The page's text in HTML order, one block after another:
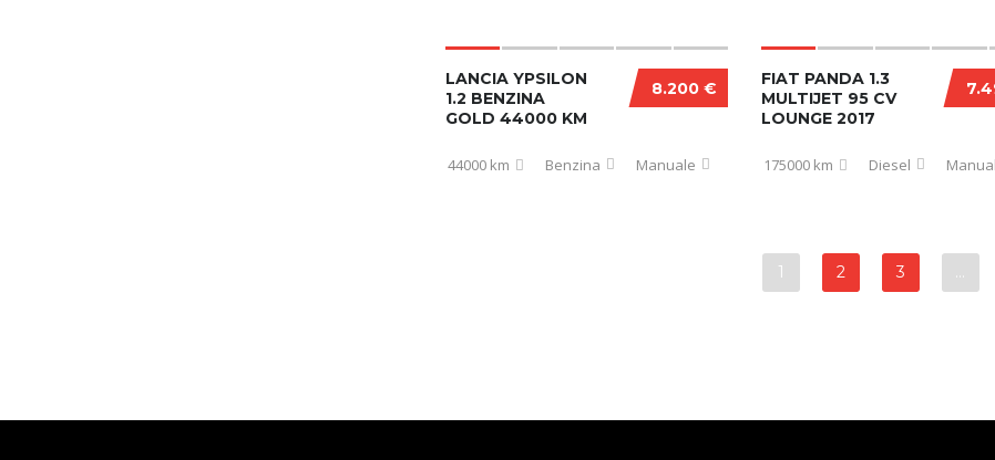
8.200 €
LANCIA YPSILON
1.2 BENZINA
GOLD 44000 KM
44000 km Benzina Manuale
FIAT PANDA 1.3
MULTIJET 95 CV
LOUNGE 2017
175000 km Diesel
1 2 3 …